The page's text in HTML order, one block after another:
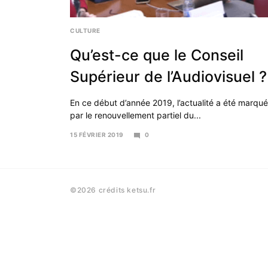
CULTURE
Qu’est-ce que le Conseil
Supérieur de l’Audiovisuel ?
En ce début d’année 2019, l’actualité a été
par le renouvellement partiel du...
15 FÉVRIER 2019
0
©2026 crédits ketsu.fr